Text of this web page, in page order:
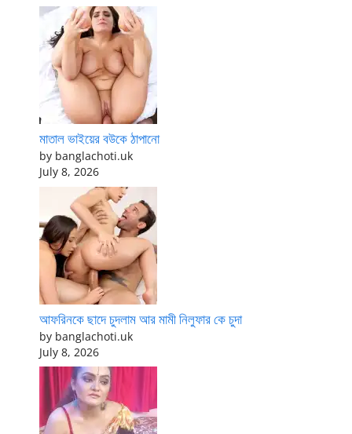
মাতাল ভাইয়ের বউকে ঠাপানো
by banglachoti.uk
July 8, 2026
আফরিনকে ছাদে চুদলাম আর মামী নিলুফার কে চুদা
by banglachoti.uk
July 8, 2026